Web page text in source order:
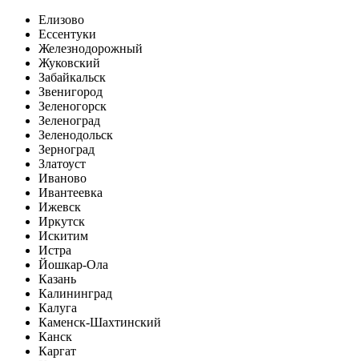
Елизово
Ессентуки
Железнодорожный
Жуковский
Забайкальск
Звенигород
Зеленогорск
Зеленоград
Зеленодольск
Зерноград
Златоуст
Иваново
Ивантеевка
Ижевск
Иркутск
Искитим
Истра
Йошкар-Ола
Казань
Калининград
Калуга
Каменск-Шахтинский
Канск
Каргат